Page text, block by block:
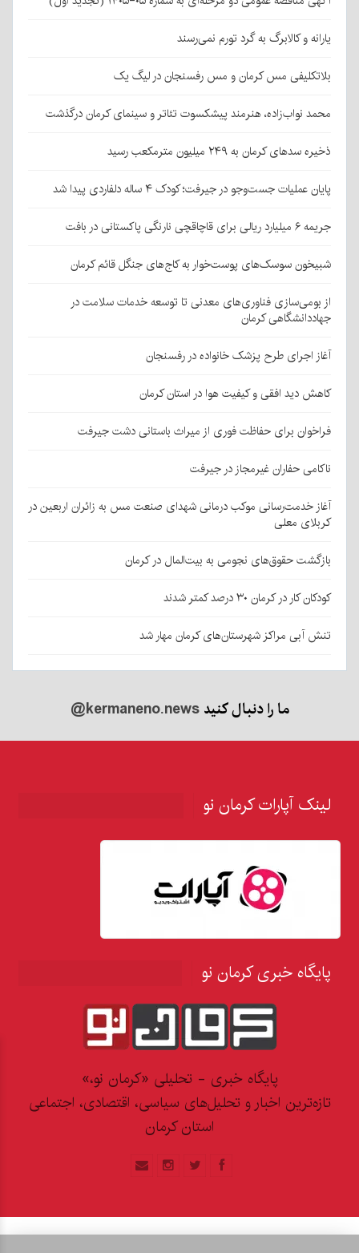
یارانه و کالابرگ به گرد تورم نمی‌رسند
بلاتکلیفی مس کرمان و مس رفسنجان در لیگ یک
محمد نواب‌زاده، هنرمند پیشکسوت تئاتر و سینمای کرمان درگذشت
ذخیره سدهای کرمان به ۲۴۹ میلیون مترمکعب رسید
پایان عملیات جست‌وجو در جیرفت؛ کودک ۴ ساله دلفاردی پیدا شد
جریمه ۶ میلیارد ریالی برای قاچاقچی نارنگی پاکستانی در بافت
شبیخون سوسک‌های پوست‌خوار به کاج‌های جنگل قائم کرمان
از بومی‌سازی فناوری‌های معدنی تا توسعه خدمات سلامت در
جهاددانشگاهی کرمان
آغاز اجرای طرح پزشک خانواده در رفسنجان
کاهش دید افقی و کیفیت هوا در استان کرمان
فراخوان برای حفاظت فوری از میراث باستانی دشت جیرفت
ناکامی حفاران غیرمجاز در جیرفت
آغاز خدمت‌رسانی موکب درمانی شهدای صنعت مس به زائران اربعین در
کربلای معلی
بازگشت حقوق‌های نجومی به بیت‌المال در کرمان
کودکان کار در کرمان ۳۰ درصد کمتر شدند
تنش آبی مراکز شهرستان‌های کرمان مهار شد
ما را دنبال کنید@kermaneno.news
لینک آپارات کرمان نو
پایگاه خبری کرمان نو
پایگاه خبری - تحلیلی «کرمان نو،»
تازه‌ترین اخبار و تحلیل‌های سیاسی، اقتصادی، اجتماعی
استان کرمان